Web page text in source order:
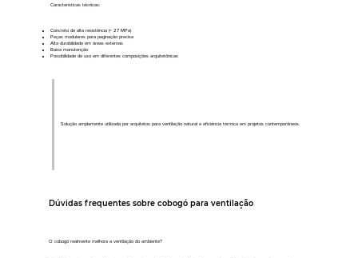
Características técnicas:
Concreto de alta resistência (≈ 27 MPa)
Peças modulares para paginação precisa
Alta durabilidade em áreas externas
Baixa manutenção
Possibilidade de uso em diferentes composições arquitetônicas
Solução amplamente utilizada por arquitetos para ventilação natural e eficiência térmica em projetos contemporâneos.
Dúvidas frequentes sobre cobogó para ventilação
O cobogó realmente melhora a ventilação do ambiente?